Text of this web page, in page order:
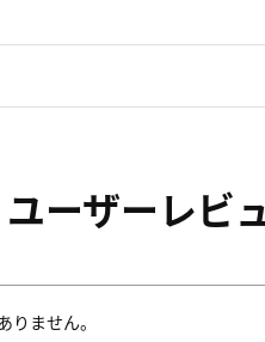
ユーザーレビ
ません。